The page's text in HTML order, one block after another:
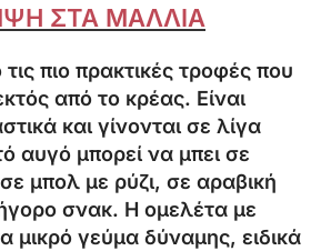
ΣΤΑ ΜΑΛΛΙΑ
πιο πρακτικές τροφές που
από το κρέας. Είναι
και γίνονται σε λίγα
αυγό μπορεί να μπει σε
μπολ με ρύζι, σε αραβική
σνακ. Η ομελέτα με
μικρό γεύμα δύναμης, ειδικά